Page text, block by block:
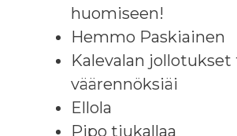
huomiseen!
Hemmo Paskiainen
Kalevalan
väärennöksiäi
Ellola
Pipo tiukallaa